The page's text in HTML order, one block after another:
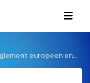
européen en…